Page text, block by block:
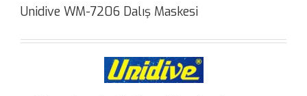
Unidive WM-7206 Dalış Maskesi